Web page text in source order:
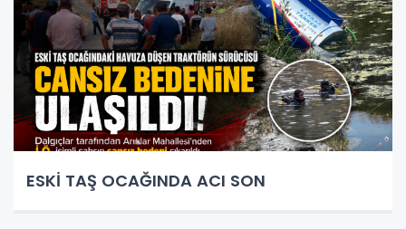
ESKİ TAŞ OCAĞINDA ACI SON